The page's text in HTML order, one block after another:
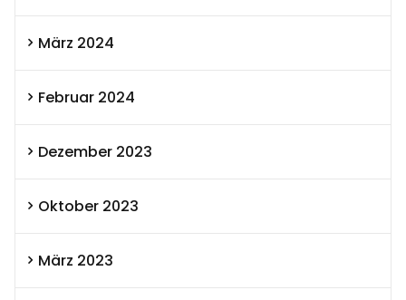
März 2024
Februar 2024
Dezember 2023
Oktober 2023
März 2023